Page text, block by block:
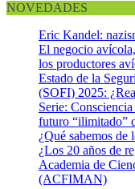
NOVEDADES
Eric Kandel:
El negocio
los productores
Estado de la
(SOFI) 2025:
Serie:
futuro “ilimitado”
¿Qué sabemos de
¿Los 20 años de
Academia de
(ACFIMAN)